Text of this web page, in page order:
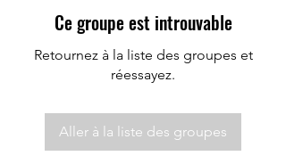
Ce groupe est introuvable
Retournez à la liste des groupes et
réessayez.
Aller à la liste des groupes